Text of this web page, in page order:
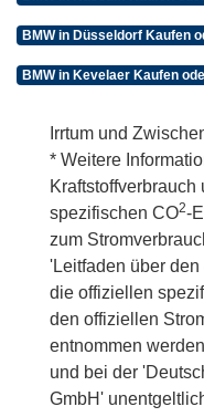
BMW in Düsseldorf Kaufen
BMW in Kevelaer Kaufen
Irrtum und
* Weitere
spezifischen CO2-
zum
'Leitfaden über
die offiziellen
den offiziellen
entnommen
und bei der
GmbH'